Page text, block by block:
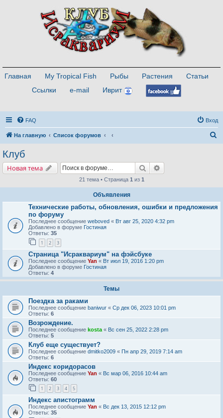
Главная My Tropical Fish Рыбы Растения
Статьи
Ссылки
e-mail Иврит
FAQ Вход
На главную Список форумов
Клуб
Новая тема Поиск
21 тема • Страница 1 из 1
Объявления
Технические работы, обновления, ошибки и предложения
по форуму
Последнее сообщение weboved « Вт авг 25, 2020 4:32 pm
Добавлено в форуме Гостиная
Ответы: 35
1 2 3
Страница "Исраквариум" на фэйсбуке
Последнее сообщение Yan « Вт июл 19, 2016 1:20 pm
Добавлено в форуме Гостиная
Ответы: 4
Темы
Поездка за раками
Последнее сообщение baniwur « Ср дек 06, 2023 10:01 pm
Ответы: 6
Возрождение.
Последнее сообщение kosta « Вс сен 25, 2022 2:28 pm
Ответы: 5
Клуб еще существует?
Последнее сообщение dmitko2009 « Пн апр 29, 2019 7:14 am
Ответы: 6
Индекс коридорасов
Последнее сообщение Yan « Вс мар 06, 2016 10:44 am
Ответы: 60
1 2 3 4 5
Индекс апистограмм
Последнее сообщение Yan « Вс дек 13, 2015 12:12 pm
Ответы: 35